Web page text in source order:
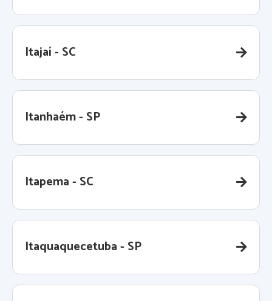
Itajaí - SC
Itanhaém - SP
Itapema - SC
Itaquaquecetuba - SP